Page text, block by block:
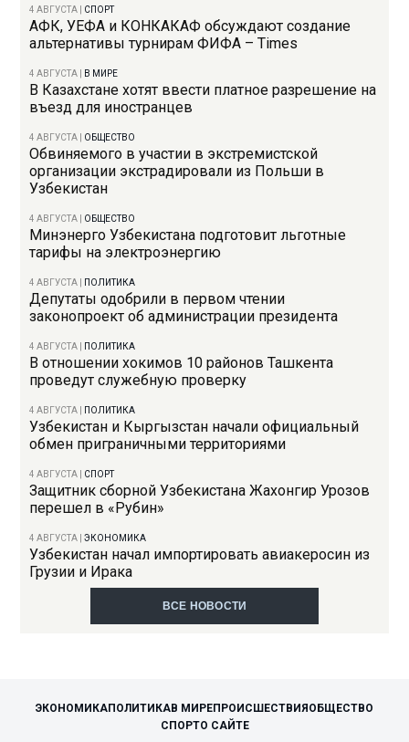
4 АВГУСТА СПОРТ
АФК, УЕФА и КОНКАКАФ обсуждают создание
альтернативы турнирам ФИФА – Times
4 АВГУСТА В МИРЕ
В Казахстане хотят ввести платное разрешение на
въезд для иностранцев
4 АВГУСТА ОБЩЕСТВО
Обвиняемого в участии в экстремистской
организации экстрадировали из Польши в
Узбекистан
4 АВГУСТА ОБЩЕСТВО
Минэнерго Узбекистана подготовит льготные
тарифы на электроэнергию
4 АВГУСТА ПОЛИТИКА
Депутаты одобрили в первом чтении
законопроект об администрации президента
4 АВГУСТА ПОЛИТИКА
В отношении хокимов 10 районов Ташкента
проведут служебную проверку
4 АВГУСТА ПОЛИТИКА
Узбекистан и Кыргызстан начали официальный
обмен приграничными территориями
4 АВГУСТА СПОРТ
Защитник сборной Узбекистана Жахонгир Урозов
перешел в «Рубин»
4 АВГУСТА |ЭКОНОМИКА
Узбекистан начал импортировать авиакеросин из
Грузии и Ирака
ВСЕ НОВОСТИ
ЭКОНОМИКАПОЛИТИКАВ МИРЕПРОИСШЕСТВИЯ ОБЩЕСТВО
СПОРТО САЙТЕ